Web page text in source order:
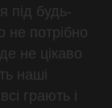
під будь-
не потрібно
не цікаво
наші
грають і